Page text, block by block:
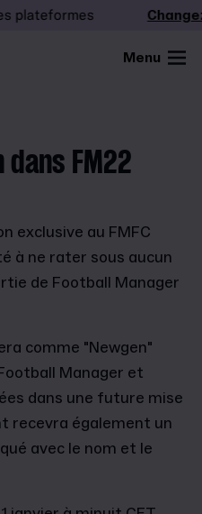
Changez
Menu
dans FM22
exclusive au FMFC
à ne rater sous aucun
de Football Manager
comme "Newgen"
Manager et
dans une future mise
recevra également un
avec le nom et le